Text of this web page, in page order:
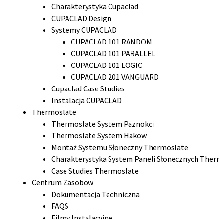
Charakterystyka Cupaclad
CUPACLAD Design
Systemy CUPACLAD
CUPACLAD 101 RANDOM
CUPACLAD 101 PARALLEL
CUPACLAD 101 LOGIC
CUPACLAD 201 VANGUARD
Cupaclad Case Studies
Instalacja CUPACLAD
Thermoslate
Thermoslate System Paznokci
Thermoslate System Hakow
Montaż Systemu Słoneczny Thermoslate
Charakterystyka System Paneli Słonecznych
Case Studies Thermoslate
Centrum Zasobow
Dokumentacja Techniczna
FAQS